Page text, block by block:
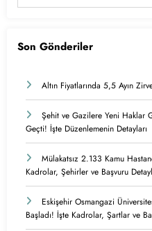
Son Gönderiler
Altın Fiyatlarında 5,5 Ayın
Şehit ve Gazilere Yeni Haklar
Geçti! İşte Düzenlemenin Detayları
Mülakatsız 2.133 Kamu
Kadrolar, Şehirler ve Başvuru
Eskişehir Osmangazi
Başladı! İşte Kadrolar, Şartlar ve